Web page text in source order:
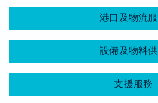
港口及物流
設備及物料
支援服務